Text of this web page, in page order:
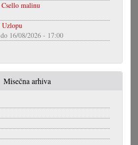
malinu
do 16/08/2026 - 17:00
Misečna arhiva